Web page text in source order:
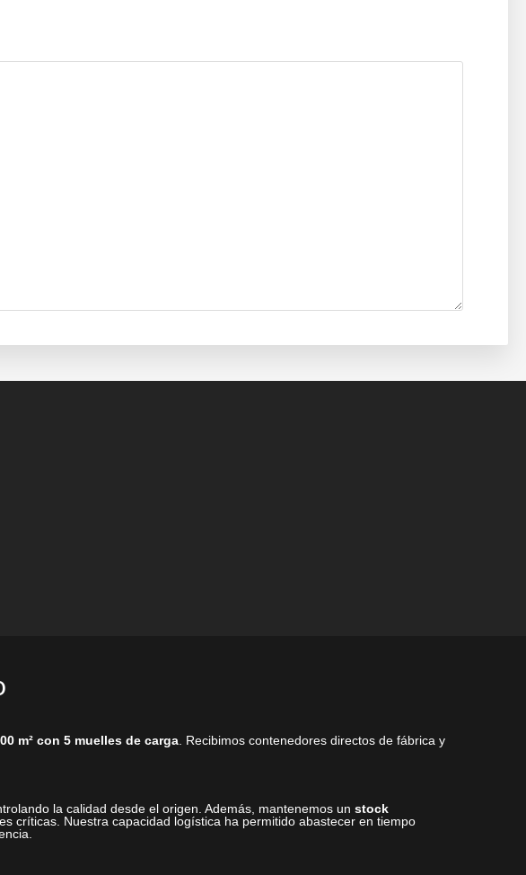
m² con 5 muelles de carga . Recibimos contenedores directos de fábrica y
la calidad desde el origen. Además, mantenemos un stock
críticas. Nuestra capacidad logística ha permitido abastecer en tiempo